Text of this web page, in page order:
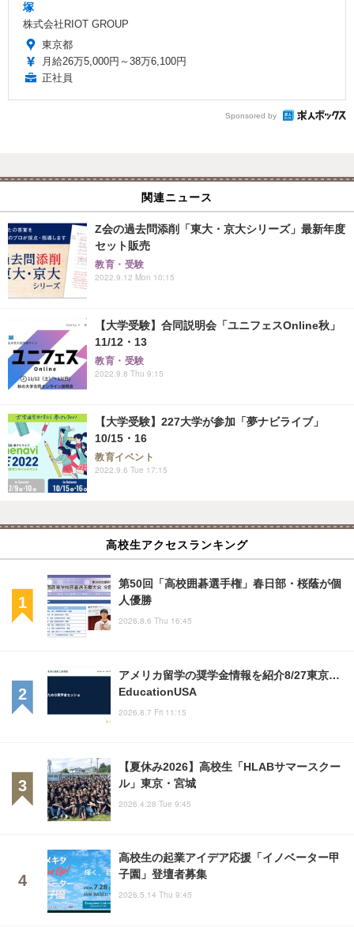
塚
株式会社RIOT GROUP
東京都
月給26万5,000円～38万6,100円
正社員
Sponsored by
関連ニュース
Z会の過去問添削「東大・京大シリーズ」最新年度
セット販売
教育・受験
2022.9.12 Mon 10:15
【大学受験】合同説明会「ユニフェスOnline秋」
11/12・13
教育・受験
2022.9.8 Thu 9:15
【大学受験】227大学が参加「夢ナビライブ」
10/15・16
教育イベント
2022.9.6 Tue 17:15
高校生アクセスランキング
第50回「高校囲碁選手権」春日部・桜蔭が個
人優勝
2026.8.6 Thu 16:45
アメリカ留学の奨学金情報を紹介8/27東京…
EducationUSA
2026.8.7 Fri 11:15
【夏休み2026】高校生「HLABサマースクー
ル」東京・宮城
2026.4.28 Tue 9:45
高校生の起業アイデア応援「イノベーター甲
子園」登壇者募集
2026.5.14 Thu 9:45